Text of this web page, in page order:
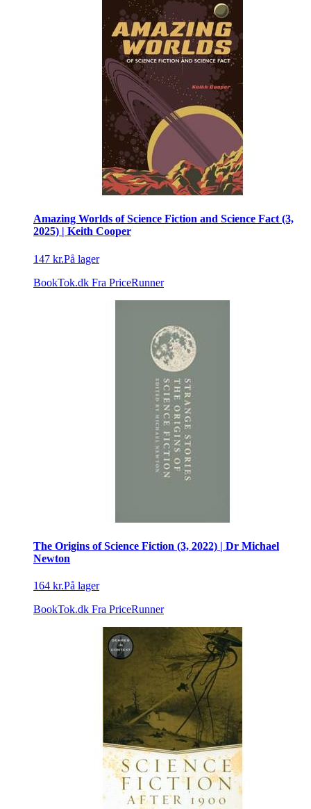
Amazing Worlds of Science Fiction and Science Fact (3,
2025) | Keith Cooper
147 kr.På lager
BookTok.dk Fra PriceRunner
The Origins of Science Fiction (3, 2022) | Dr Michael
Newton
164 kr.På lager
BookTok.dk Fra PriceRunner